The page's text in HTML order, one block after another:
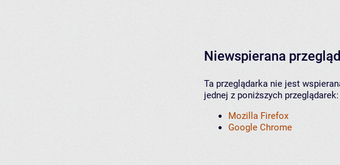
Niewspierana
Ta przeglądarka nie jest
jednej z poniższych przeglądarek:
Mozilla Firefox
Google Chrome